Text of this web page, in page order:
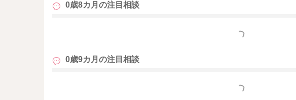
0歳8カ月の注目相談
もっと見る
0歳9カ月の注目相談
もっと見る